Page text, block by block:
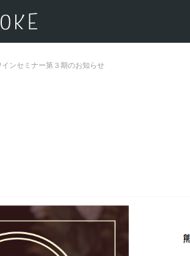
インセミナー第３期のお知らせ